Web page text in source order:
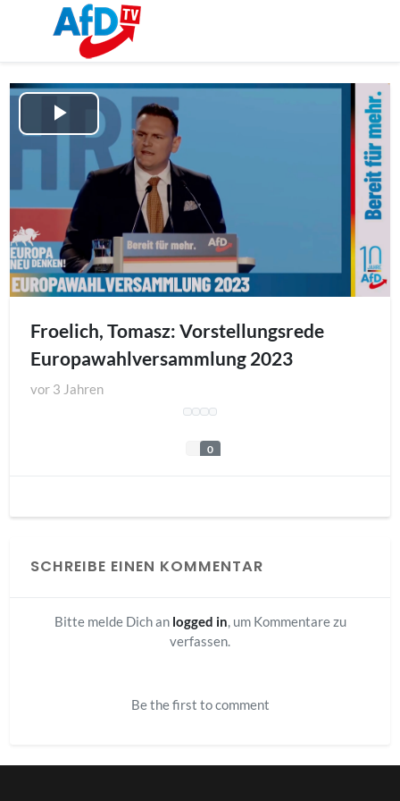
Play
Video
Froelich, Tomasz: Vorstellungsrede
Europawahlversammlung 2023
vor 3 Jahren
0
SCHREIBE EINEN KOMMENTAR
Bitte melde Dich an logged in, um Kommentare zu
verfassen.
Be the first to comment